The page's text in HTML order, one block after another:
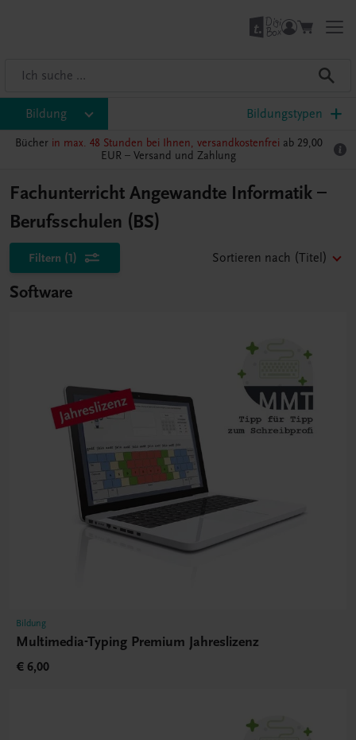
Bildung Bildungstypen
Bücher in max. 48 Stunden bei Ihnen, versandkostenfrei ab 29,00
EUR – Versand und Zahlung
Fachunterricht Angewandte Informatik –
Berufsschulen (BS)
Filtern (1) Sortieren nach (Titel)
Software
Bildung
Multimedia-Typing Premium Jahreslizenz
€ 6,00